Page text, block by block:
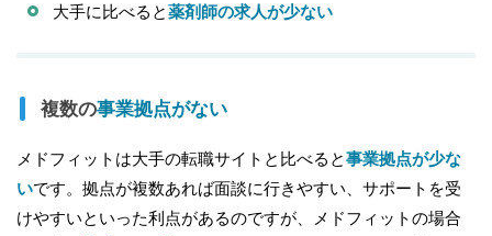
大手に比べると薬剤師の求人が少ない
複数の事業拠点がない
メドフィットは大手の転職サイトと比べると事業拠点が少な
いです。拠点が複数あれば面談に行きやすい、サポートを受
けやすいといった利点があるのですが、メドフィットの場合